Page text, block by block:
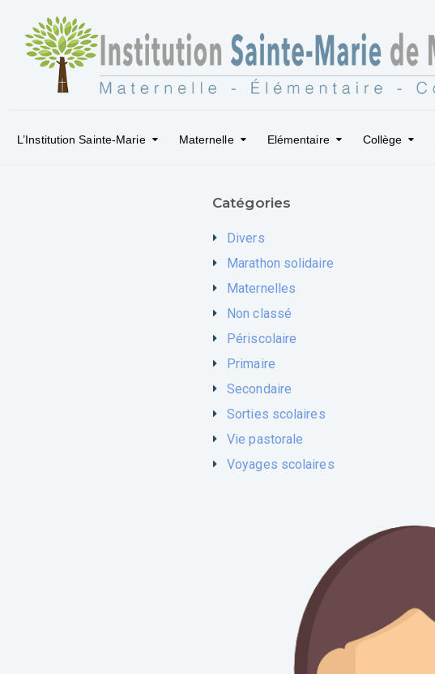
L’Institution Sainte-Marie Maternelle Elémentaire Collège
Catégories
Divers
Marathon solidaire
Maternelles
Non classé
Périscolaire
Primaire
Secondaire
Sorties scolaires
Vie pastorale
Voyages scolaires